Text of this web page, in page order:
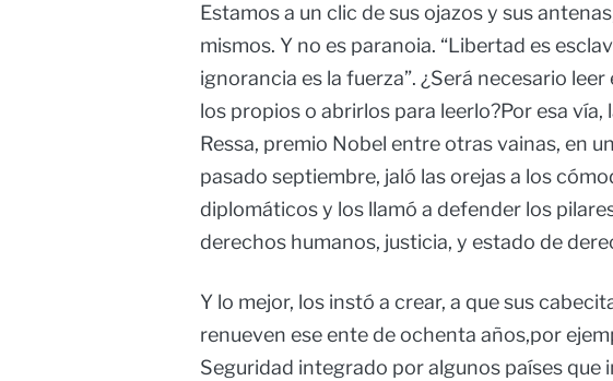
Estamos a un clic de sus ojazos y sus
mismos. Y no es paranoia. “Libertad es
ignorancia es la fuerza”. ¿Será necesario leer
los propios o abrirlos para leerlo?Por esa
Ressa, premio Nobel entre otras vainas, en
pasado septiembre, jaló las orejas a los
diplomáticos y los llamó a defender los
derechos humanos, justicia, y estado de
Y lo mejor, los instó a crear, a que sus
renueven ese ente de ochenta años,por
Seguridad integrado por algunos países que